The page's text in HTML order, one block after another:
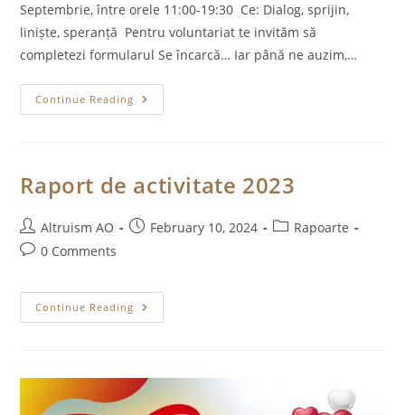
Septembrie, între orele 11:00-19:30 Ce: Dialog, sprijin,
liniște, speranță Pentru voluntariat te invităm să
completezi formularul Se încarcă… Iar până ne auzim,…
Continue Reading Se
Apropie
Implici?
Noi!
Raport de activitate 2023
Post
author:
Altruism AO
PostFebruary 10, 2024
PostRapoarte
Post0 Comments
Continue Reading Raport
De